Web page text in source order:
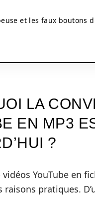
et les faux boutons
LA
EN MP3
?
vidéos YouTube en
pratiques.